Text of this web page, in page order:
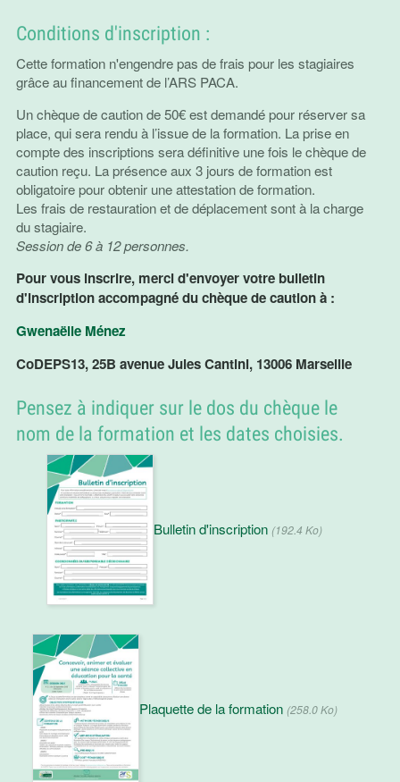
Conditions d'inscription :
Cette formation n'engendre pas de frais pour les stagiaires
grâce au financement de l’ARS PACA.
Un chèque de caution de 50€ est demandé pour réserver sa
place, qui sera rendu à l’issue de la formation. La prise en
compte des inscriptions sera définitive une fois le chèque de
caution reçu. La présence aux 3 jours de formation est
obligatoire pour obtenir une attestation de formation.
Les frais de restauration et de déplacement sont à la charge
du stagiaire.
Session de 6 à 12 personnes.
Pour vous inscrire, merci d'envoyer votre bulletin
d'inscription accompagné du chèque de caution à :
Gwenaëlle Ménez
CoDEPS13, 25B avenue Jules Cantini, 13006 Marseille
Pensez à indiquer sur le dos du chèque le
nom de la formation et les dates choisies.
Bulletin d'inscription (192.4 Ko)
Plaquette de la formation (258.0 Ko)